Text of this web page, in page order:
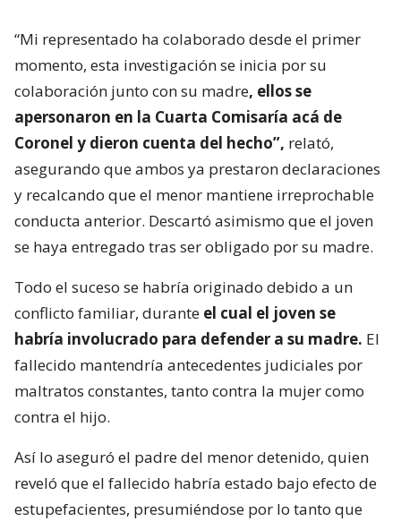
“Mi representado ha colaborado desde el primer
momento, esta investigación se inicia por su
colaboración junto con su madre, ellos se
apersonaron en la Cuarta Comisaría acá de
Coronel y dieron cuenta del hecho”, relató,
asegurando que ambos ya prestaron declaraciones
y recalcando que el menor mantiene irreprochable
conducta anterior. Descartó asimismo que el joven
se haya entregado tras ser obligado por su madre.
Todo el suceso se habría originado debido a un
conflicto familiar, durante el cual el joven se
habría involucrado para defender a su madre. El
fallecido mantendría antecedentes judiciales por
maltratos constantes, tanto contra la mujer como
contra el hijo.
Así lo aseguró el padre del menor detenido, quien
reveló que el fallecido habría estado bajo efecto de
estupefacientes, presumiéndose por lo tanto que